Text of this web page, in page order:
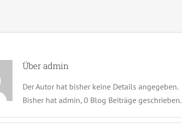
Überadmin
Der Autor hat bisher keine Details angegeben.
Bisher hat admin, 0 Blog Beiträge geschrieben.